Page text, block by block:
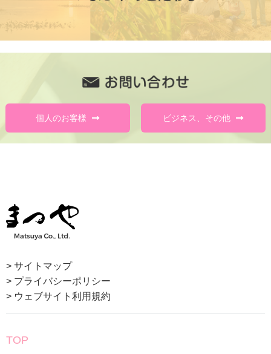
個人のお客様 ビジネス、その他
> サイトマップ
> プライバシーポリシー
> ウェブサイト利用規約
TOP